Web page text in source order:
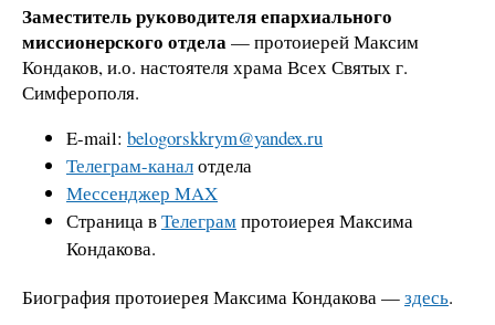
Заместитель руководителя епархиального
миссионерского отдела— протоиерей Максим
Кондаков, и.о. настоятеля храма Всех Святых г.
Симферополя.
E-mail: belogorskkrym@yandex.ru
Телеграм-каналотдела
Мессенджер MAX
Страница вТелегрампротоиерея Максима
Кондакова.
Биография протоиерея Максима Кондакова —здесь.